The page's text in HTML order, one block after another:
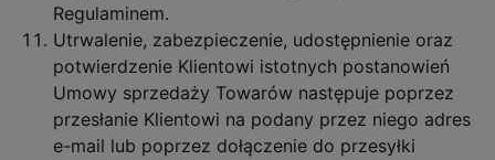
Regulaminem.
Utrwalenie, zabezpieczenie, udostępnienie oraz
potwierdzenie Klientowi istotnych postanowień
Umowy sprzedaży Towarów następuje poprzez
przesłanie Klientowi na podany przez niego adres
e-mail lub poprzez dołączenie do przesyłki